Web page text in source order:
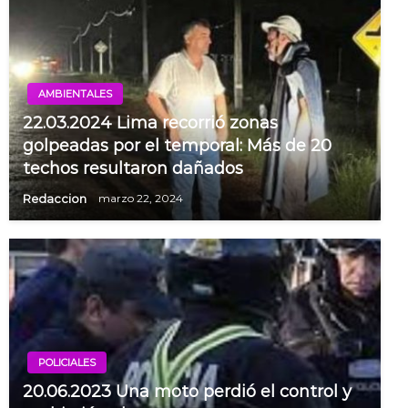
AMBIENTALES
22.03.2024 Lima recorrió zonas
golpeadas por el temporal: Más de 20
techos resultaron dañados
Redaccion marzo 22, 2024
POLICIALES
20.06.2023 Una moto perdió el control y